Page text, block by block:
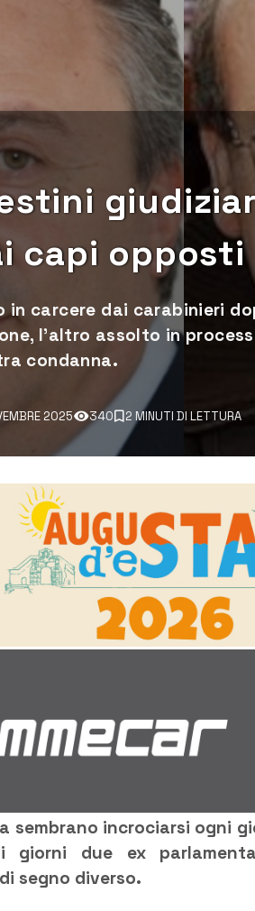
capi opposti
carcere dai carabinieri
l’altro assolto in
condanna.
2025 340 2 MINUTI DI LETTURA
sembrano incrociarsi ogni
giorni due ex
segno diverso.